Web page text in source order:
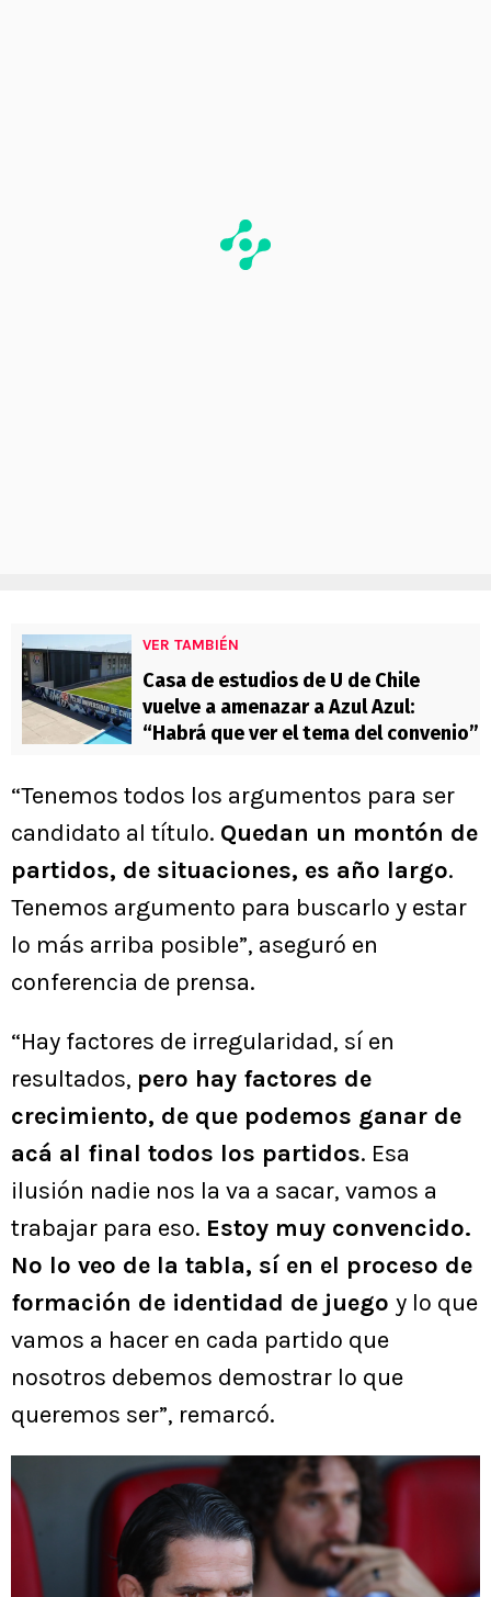
VER TAMBIÉN
Casa de estudios de U de Chile
vuelve a amenazar a Azul Azul:
“Habrá que ver el tema del convenio”
“Tenemos todos los argumentos para ser
candidato al título. Quedan un montón de
partidos, de situaciones, es año largo.
Tenemos argumento para buscarlo y estar
lo más arriba posible”, aseguró en
conferencia de prensa.
“Hay factores de irregularidad, sí en
resultados, pero hay factores de
crecimiento, de que podemos ganar de
acá al final todos los partidos. Esa
ilusión nadie nos la va a sacar, vamos a
trabajar para eso. Estoy muy convencido.
No lo veo de la tabla, sí en el proceso de
formación de identidad de juego y lo que
vamos a hacer en cada partido que
nosotros debemos demostrar lo que
queremos ser”, remarcó.